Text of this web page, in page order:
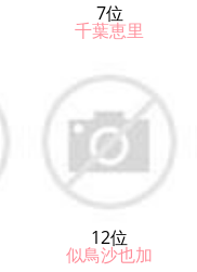
7位
千葉恵里
12位
似鳥沙也加